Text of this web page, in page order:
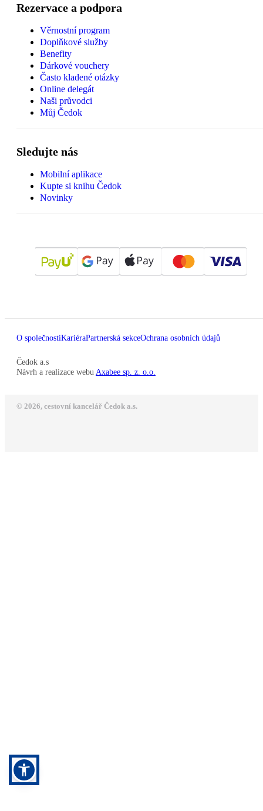
Rezervace a podpora
Věrnostní program
Doplňkové služby
Benefity
Dárkové vouchery
Často kladené otázky
Online delegát
Naši průvodci
Můj Čedok
Sledujte nás
Mobilní aplikace
Kupte si knihu Čedok
Novinky
O společnostiKariéraPartnerská sekceOchrana osobních údajů
Čedok a.s
Návrh a realizace webu Axabee sp. z. o.o.
© 2026, cestovní kancelář Čedok a.s.